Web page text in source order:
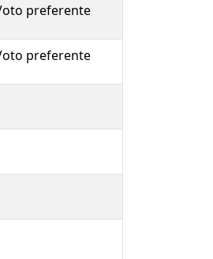
preferente
preferente